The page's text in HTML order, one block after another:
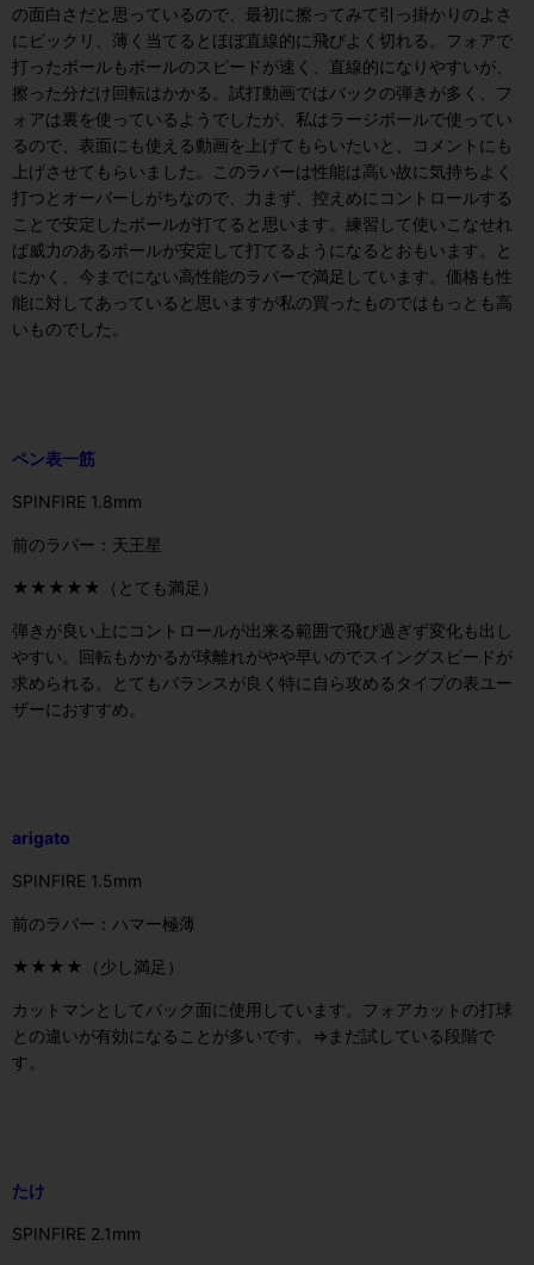
の面白さだと思っているので、最初に擦ってみて引っ掛かりのよさ
にビックリ、薄く当てるとほぼ直線的に飛びよく切れる。フォアで
打ったボールもボールのスピードが速く、直線的になりやすいが、
擦った分だけ回転はかかる。試打動画ではバックの弾きが多く、フ
ォアは裏を使っているようでしたが、私はラージボールで使ってい
るので、表面にも使える動画を上げてもらいたいと、コメントにも
上げさせてもらいました。このラバーは性能は高い故に気持ちよく
打つとオーバーしがちなので、力まず、控えめにコントロールする
ことで安定したボールが打てると思います。練習して使いこなせれ
ば威力のあるボールが安定して打てるようになるとおもいます。と
にかく、今までにない高性能のラバーで満足しています。価格も性
能に対してあっていると思いますが私の買ったものではもっとも高
いものでした。
ペン表一筋
SPINFIRE 1.8mm
前のラバー：天王星
★★★★★（とても満足）
弾きが良い上にコントロールが出来る範囲で飛び過ぎず変化も出し
やすい。回転もかかるが球離れがやや早いのでスイングスピードが
求められる。とてもバランスが良く特に自ら攻めるタイプの表ユー
ザーにおすすめ。
arigato
SPINFIRE 1.5mm
前のラバー：ハマー極薄
★★★★（少し満足）
カットマンとしてバック面に使用しています。フォアカットの打球
との違いが有効になることが多いです。⇒まだ試している段階で
す。
たけ
SPINFIRE 2.1mm